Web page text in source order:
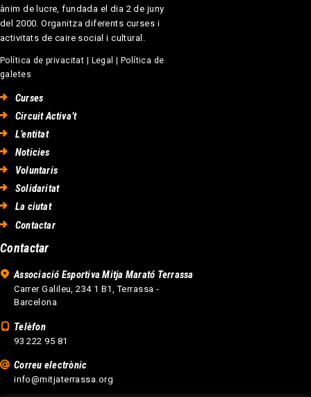
ànim de lucre, fundada el dia 2 de juny
del 2000. Organitza diferents curses i
activitats de caire social i cultural.
Política de privacitat Legal
Política de
galetes
Curses
Circuit Activa’t
L’entitat
Noticies
Voluntaris
Solidaritat
La ciutat
Contactar
Contactar
Associació Esportiva Mitja Marató Terrassa
Carrer Galileu, 234 1 B1, Terrassa -
Barcelona
Telèfon
93 222 95 81
Correu electrònic
info@mitjaterrassa.org